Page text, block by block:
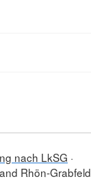
nach LkSG
Rhön-Grabfeld